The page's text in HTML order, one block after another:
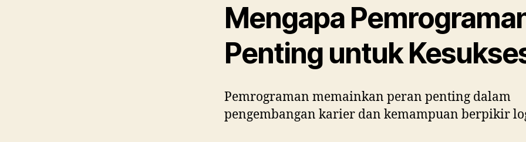
Mengapa
Penting untuk
Pemrograman memainkan peran penting dalam
pengembangan karier dan kemampuan berpikir